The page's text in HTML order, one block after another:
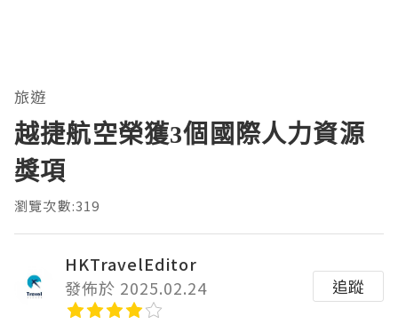
旅遊
越捷航空榮獲3個國際人力資源
獎項
瀏覽次數:319
HKTravelEditor
發佈於 2025.02.24
追蹤